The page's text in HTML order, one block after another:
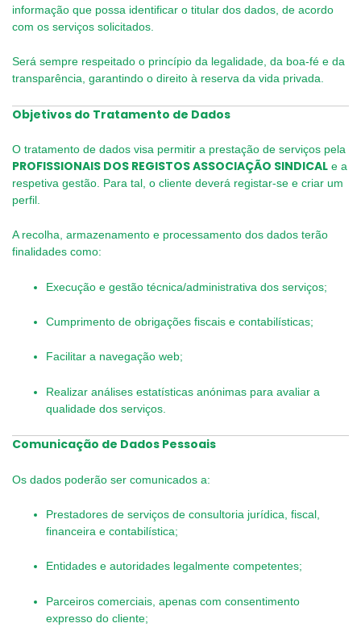
informação que possa identificar o titular dos dados, de acordo
com os serviços solicitados.
Será sempre respeitado o princípio da legalidade, da boa-fé e da
transparência, garantindo o direito à reserva da vida privada.
Objetivos do Tratamento de Dados
O tratamento de dados visa permitir a prestação de serviços pela
PROFISSIONAIS DOS REGISTOS ASSOCIAÇÃO SINDICAL e a
respetiva gestão. Para tal, o cliente deverá registar-se e criar um
perfil.
A recolha, armazenamento e processamento dos dados terão
finalidades como:
Execução e gestão técnica/administrativa dos serviços;
Cumprimento de obrigações fiscais e contabilísticas;
Facilitar a navegação web;
Realizar análises estatísticas anónimas para avaliar a
qualidade dos serviços.
Comunicação de Dados Pessoais
Os dados poderão ser comunicados a:
Prestadores de serviços de consultoria jurídica, fiscal,
financeira e contabilística;
Entidades e autoridades legalmente competentes;
Parceiros comerciais, apenas com consentimento
expresso do cliente;